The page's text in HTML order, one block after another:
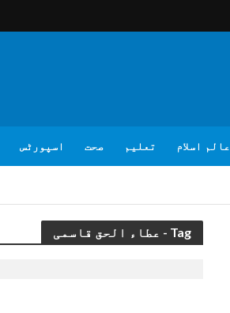
عالم اسلام تعلیم صحت اسپورٹس
Tag - عطاء الحق قاسمی